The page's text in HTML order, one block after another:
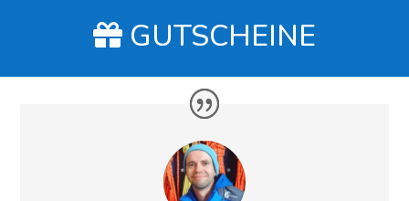
GUTSCHEINE